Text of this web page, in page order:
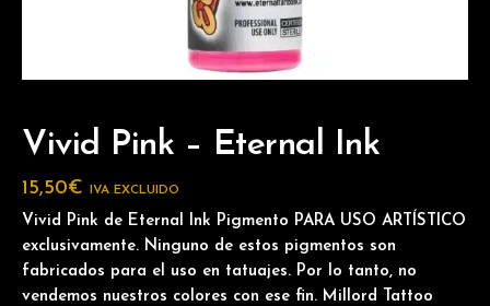
Vivid Pink – Eternal Ink
15,50€ IVA EXCLUIDO
Vivid Pink de Eternal Ink Pigmento PARA USO ARTÍSTICO
exclusivamente. Ninguno de estos pigmentos son
fabricados para el uso en tatuajes. Por lo tanto, no
vendemos nuestros colores con ese fin. Millord Tattoo